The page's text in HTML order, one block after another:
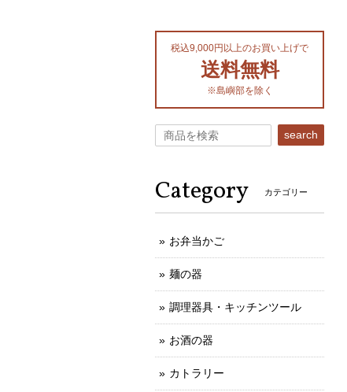
税込9,000円以上のお買い上げで
送料無料
※島嶼部を除く
search
Category カテゴリー
お弁当かご
麺の器
調理器具・キッチンツール
お酒の器
カトラリー